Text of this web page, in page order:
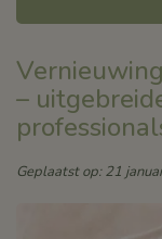
–
Geplaatst op: 21